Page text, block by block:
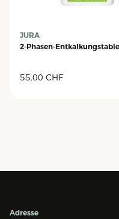
JURA
2-Phasen-
55.00 CHF
Adresse